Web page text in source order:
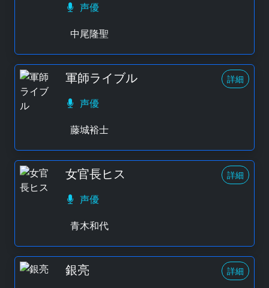
声優
中尾隆聖
軍師ライブル 詳細
声優
藤城裕士
女官長ヒス 詳細
声優
青木和代
銀亮 詳細